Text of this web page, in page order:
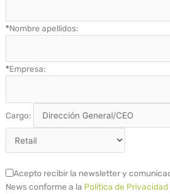
*Nombre apellidos:
*Empresa:
Cargo:
Acepto recibir la newsletter y
News conforme a la Política de Privacidad